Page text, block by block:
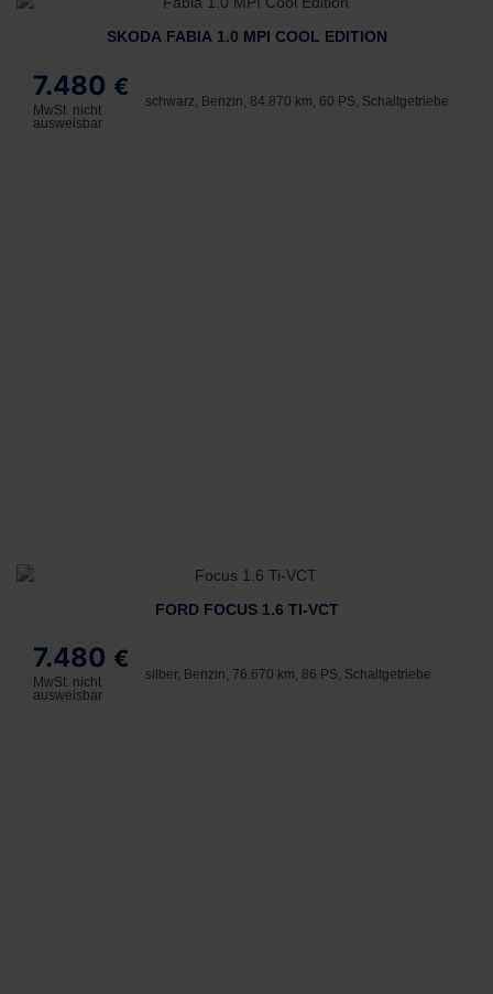
SKODA FABIA 1.0 MPI COOL EDITION
7.480 €
MwSt. nicht
ausweisbar
schwarz, Benzin, 84.870 km, 60 PS, Schaltgetriebe
FORD FOCUS 1.6 TI-VCT
7.480 €
MwSt. nicht
ausweisbar
silber, Benzin, 76.670 km, 86 PS, Schaltgetriebe